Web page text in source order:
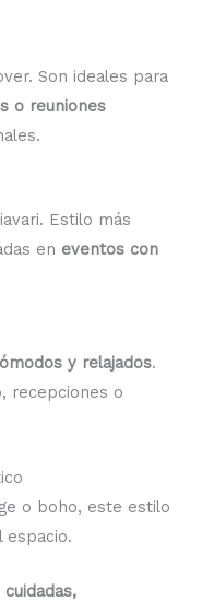
Son ideales para
o reuniones
Estilo más
en eventos con
y relajados.
recepciones o
o boho, este estilo
espacio.
cuidadas,